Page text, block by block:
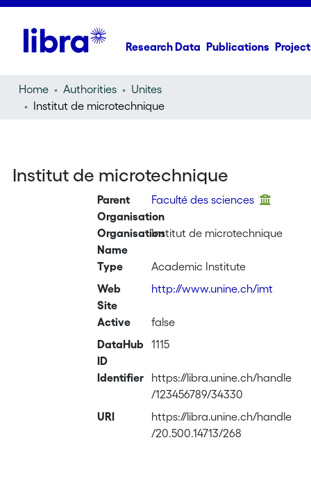
Research Data Publications
Home Authorities
Unites
Institut de microtechnique
Institut de microtechnique
Parent
Organisation
Faculté des sciences
Organisation
Name
Institut de microtechnique
Type
Academic Institute
Web
Site
http://www.unine.ch/imt
Active
false
DataHub
ID
1115
Identifier
https://libra.unine.ch/handle
/123456789/34330
URI
https://libra.unine.ch/handle
/20.500.14713/268